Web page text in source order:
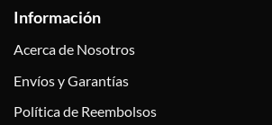
Información
Acerca de Nosotros
Envíos y Garantías
Política de Reembolsos